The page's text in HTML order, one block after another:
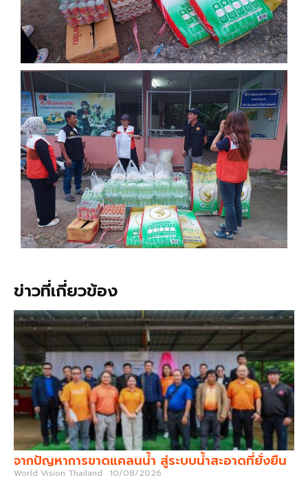
ข่าวที่เกี่ยวข้อง
จากปัญหาการขาดแคลนน้ำ สู่ระบบน้ำสะอาดที่ยั่งยืน
World Vision Thailand 10/08/2026